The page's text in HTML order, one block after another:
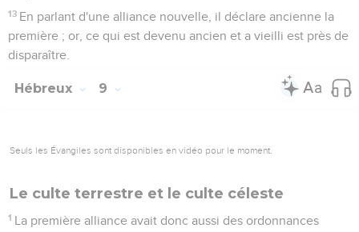
13 En parlant d'une alliance nouvelle, il déclare ancienne la
première ; or, ce qui est devenu ancien et a vieilli est près de
disparaître.
Hébreux 9
Seuls les Évangiles sont disponibles en vidéo pour le moment.
Le culte terrestre et le culte céleste
1 La première alliance avait donc aussi des ordonnances